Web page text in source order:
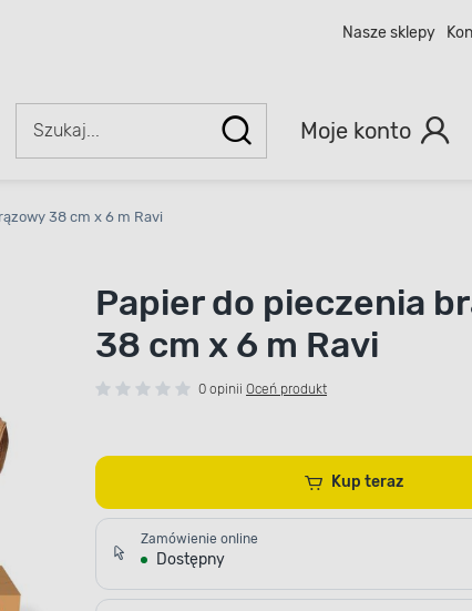
Nasze sklepy
Moje konto
38 cm x 6 m Ravi
Papier do pieczenia
38 cm x 6 m Ravi
0 opinii Oceń produkt
Kup teraz
Zamówienie online
Dostępny